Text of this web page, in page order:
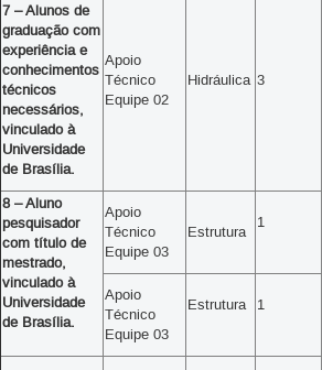
7 – Alunos de
graduação com
experiência e
conhecimentos
técnicos
necessários,
vinculado à
Universidade
de Brasília.
Apoio
Técnico
Equipe 02
Hidráulica 3
8 – Aluno
pesquisador
com título de
mestrado,
vinculado à
Universidade
de Brasília.
Apoio
Técnico
Equipe 03
Estrutura
1
Apoio
Técnico
Equipe 03
Estrutura 1